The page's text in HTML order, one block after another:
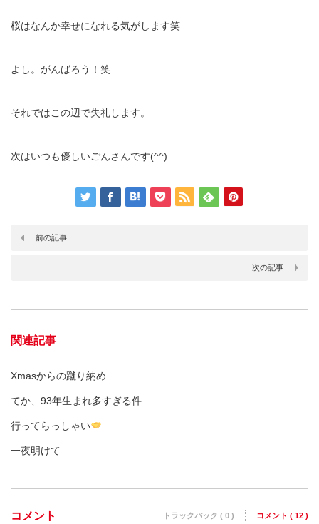
桜はなんか幸せになれる気がします笑
よし。がんばろう！笑
それではこの辺で失礼します。
次はいつも優しいごんさんです(^^)
前の記事
次の記事
関連記事
Xmasからの蹴り納め
てか、93年生まれ多すぎる件
行ってらっしゃい
一夜明けて
コメント トラックバック ( 0 ) コメント ( 12 )